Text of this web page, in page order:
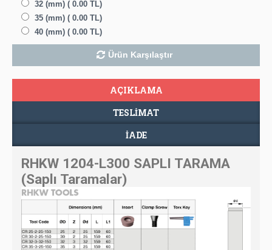
32 (mm) ( 0.00 TL)
35 (mm) ( 0.00 TL)
40 (mm) ( 0.00 TL)
Ürün Karşılaştır
AÇIKLAMA
TESLIMAT
İADE
RHKW 1204-L300 SAPLI TARAMA
(Saplı Taramalar)